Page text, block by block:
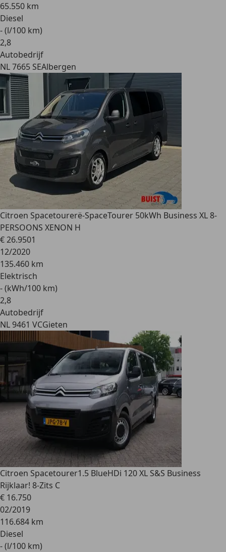
65.550 km
Diesel
- (l/100 km)
2,8
Autobedrijf
NL 7665 SEAlbergen
Citroen Spacetourerë-SpaceTourer 50kWh Business XL 8-
PERSOONS XENON H
€ 26.9501
12/2020
135.460 km
Elektrisch
- (kWh/100 km)
2,8
Autobedrijf
NL 9461 VCGieten
Citroen Spacetourer1.5 BlueHDi 120 XL S&S Business
Rijklaar! 8-Zits C
€ 16.750
02/2019
116.684 km
Diesel
- (l/100 km)